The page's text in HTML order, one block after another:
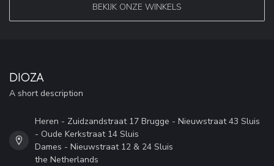
BEKIJK ONZE WINKELS
DIOZA
A short description
Heren - Zuidzandstraat 17 Brugge - Nieuwstraat 43 Sluis
- Oude Kerkstraat 14 Sluis
Dames - Nieuwstraat 12 & 24 Sluis
the Netherlands